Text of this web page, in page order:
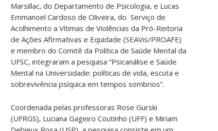
Marsillac, do Departamento de Psicologia, e Lucas
Emmanoel Cardoso de Oliveira, do Serviço de
Acolhimento a Vítimas de Violências da Pró-Reitoria
de Ações Afirmativas e Equidade (SEAVis/PROAFE)
e membro do Comitê da Política de Saúde Mental da
UFSC, integraram a pesquisa “Psicanálise e Saúde
Mental na Universidade: políticas de vida, escuta e
sobrevivência psíquica em tempos sombrios”.
Coordenada pelas professoras Rose Gurski
(UFRGS), Luciana Gageiro Coutinho (UFF) e Miriam